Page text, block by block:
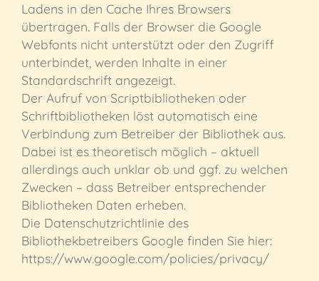
Ladens in den Cache Ihres Browsers
übertragen. Falls der Browser die Google
Webfonts nicht unterstützt oder den Zugriff
unterbindet, werden Inhalte in einer
Standardschrift angezeigt.
Der Aufruf von Scriptbibliotheken oder
Schriftbibliotheken löst automatisch eine
Verbindung zum Betreiber der Bibliothek aus.
Dabei ist es theoretisch möglich – aktuell
allerdings auch unklar ob und ggf. zu welchen
Zwecken – dass Betreiber entsprechender
Bibliotheken Daten erheben.
Die Datenschutzrichtlinie des
Bibliothekbetreibers Google finden Sie hier:
https://www.google.com/policies/privacy/